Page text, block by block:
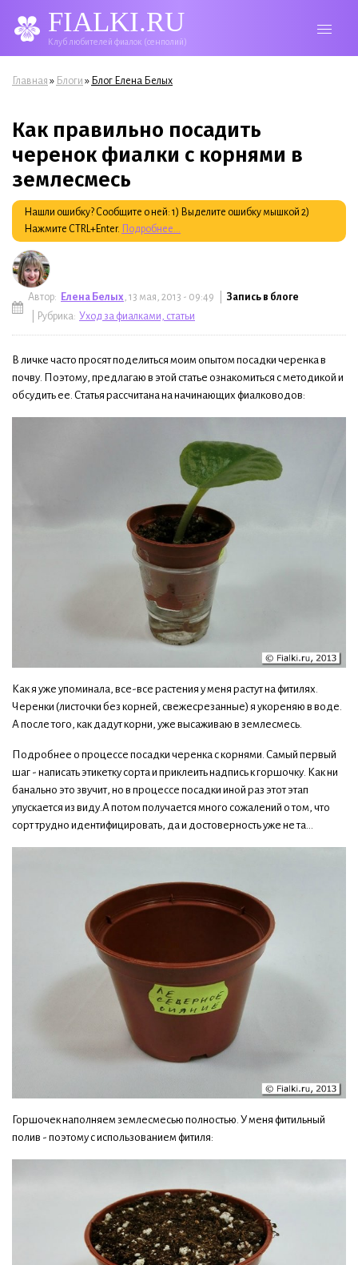
FIALKI.RU
Клуб любителей фиалок (сенполий)
Вы здесь
Главная » Блоги » Блог Елена Белых
Как правильно посадить
черенок фиалки с корнями в
землесмесь
Нашли ошибку? Сообщите о ней: 1) Выделите ошибку мышкой 2)
Нажмите CTRL+Enter. Подробнее...
Автор: Елена Белых, 13 мая, 2013 - 09:49 | Запись в блоге
| Рубрика: Уход за фиалками, статьи
В личке часто просят поделиться моим опытом посадки черенка в
почву. Поэтому, предлагаю в этой статье ознакомиться с методикой и
обсудить ее. Статья рассчитана на начинающих фиалководов:
Как я уже упоминала, все-все растения у меня растут на фитилях.
Черенки (листочки без корней, свежесрезанные) я укореняю в воде.
А после того, как дадут корни, уже высаживаю в землесмесь.
Подробнее о процессе посадки черенка с корнями. Самый первый
шаг - написать этикетку сорта и приклеить надпись к горшочку. Как ни
банально это звучит, но в процессе посадки иной раз этот этап
упускается из виду.А потом получается много сожалений о том, что
сорт трудно идентифицировать, да и достоверность уже не та...
Горшочек наполняем землесмесью полностью. У меня фитильный
полив - поэтому с использованием фитиля: